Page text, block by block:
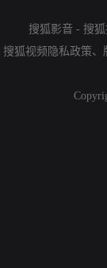
搜狐影音 - 搜
搜狐视频隐私政策、